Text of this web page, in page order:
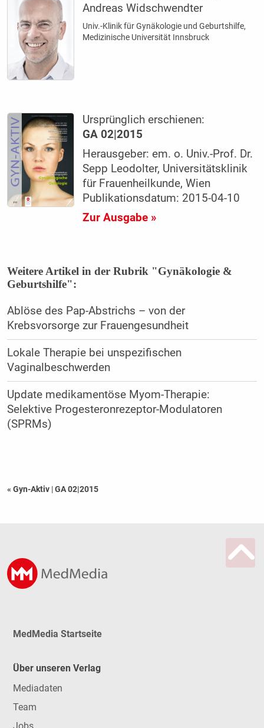
Andreas Widschwendter
Univ.-Klinik für Gynäkologie und Geburtshilfe,
Medizinische Universität Innsbruck
Ursprünglich erschienen:
GA 02|2015
Herausgeber: em. o. Univ.-Prof. Dr.
Sepp Leodolter, Universitätsklinik
für Frauenheilkunde, Wien
Publikationsdatum: 2015-04-10
Zur Ausgabe »
Weitere Artikel in der Rubrik "Gynäkologie &
Geburtshilfe":
Ablöse des Pap-Abstrichs – von der
Krebsvorsorge zur Frauengesundheit
Lokale Therapie bei unspezifischen
Vaginalbeschwerden
Update medikamentöse Myom-Therapie:
Selektive Progesteronrezeptor-Modulatoren
(SPRMs)
« Gyn-Aktiv |GA 02|2015
MedMedia Startseite
Über unseren Verlag
Mediadaten
Team